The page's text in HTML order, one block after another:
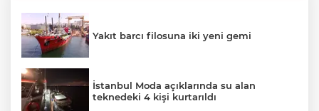
Yakıt barcı filosuna iki yeni gemi
İstanbul Moda açıklarında su alan
teknedeki 4 kişi kurtarıldı